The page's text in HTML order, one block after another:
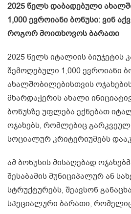
2025 წელს დაბადებული
1,000 ევროიანი ბონუსი: ვინ
როგორ მოითხოვოს ბარათი
2025 წელს იტალიის ბიუჯეტის
შემოღებული 1,000 ევროიანი
ახალშობილებისთვის
მხარდაჭერის ახალი
ბონუსზე უფლება ექნებათ
ოჯახებს, რომლებიც
სოციალურ კრიტერიუმებს
ამ ბონუსის მისაღებად
შესაბამის მუნიციპალურ ან
სტრუქტურებს, შეავსონ
სპეციალური ბარათი,